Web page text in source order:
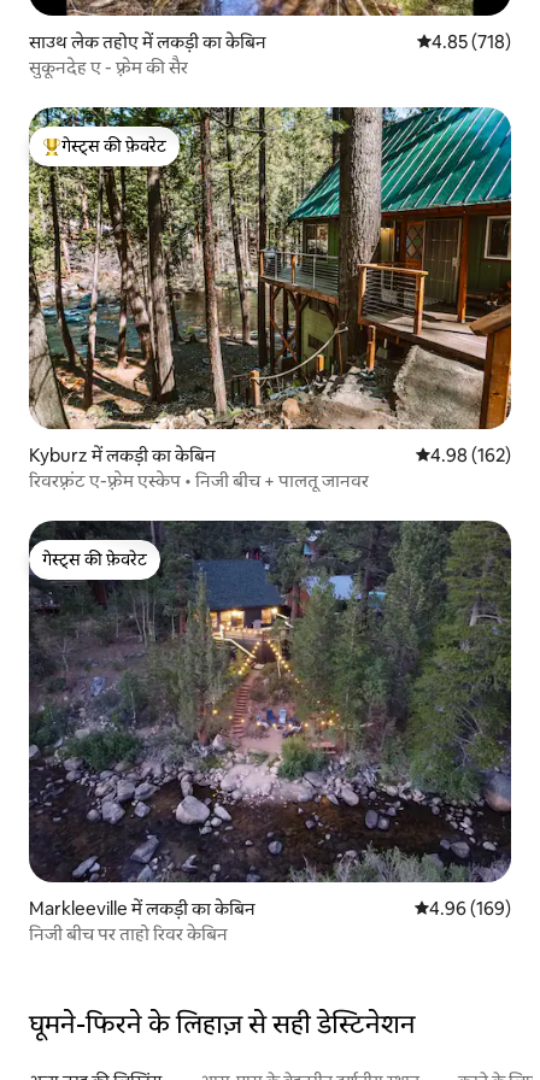
साउथ लेक तहोए में लकड़ी का केबिन औसत रेटिंग 5 में से
4.85 (718)
सुकूनदेह ए - फ़्रेम की सैर
गेस्ट्स का टॉप फ़ेवरेट
गेस्ट्स की फ़ेवरेट
Kyburz में लकड़ी का केबिन औसत रेटिंग 5 में से
4.98 (162)
रिवरफ़्रंट ए-फ़्रेम एस्केप • निजी बीच + पालतू जानवर
गेस्ट्स की फ़ेवरेट
गेस्ट्स की फ़ेवरेट
Markleeville में लकड़ी का केबिन औसत रेटिंग 5 में से
4.96 (169)
निजी बीच पर ताहो रिवर केबिन
घूमने-फिरने के लिहाज़ से सही डेस्टिनेशन